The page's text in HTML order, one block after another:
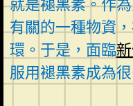
就是褪黑素。作
有關的一種物資
環。于是，面臨
服用褪黑素成為